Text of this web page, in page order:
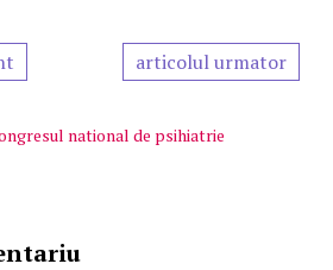
articolul urmator
national de psihiatrie